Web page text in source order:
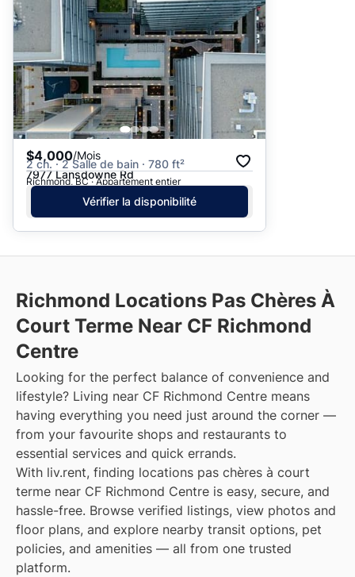
$4,000/Mois
2 ch. · 2 Salle de bain · 780 ft²
7977 Lansdowne Rd
Richmond, BC · Appartement entier
Vérifier la disponibilité
Richmond Locations Pas Chères À
Court Terme Near CF Richmond
Centre
Looking for the perfect balance of convenience and
lifestyle? Living near CF Richmond Centre means
having everything you need just around the corner —
from your favourite shops and restaurants to
essential services and quick errands.
With liv.rent, finding locations pas chères à court
terme near CF Richmond Centre is easy, secure, and
hassle-free. Browse verified listings, view photos and
floor plans, and explore nearby transit options, pet
policies, and amenities — all from one trusted
platform.